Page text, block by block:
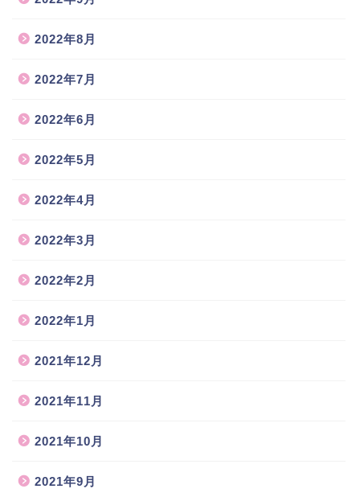
2022年8月
2022年7月
2022年6月
2022年5月
2022年4月
2022年3月
2022年2月
2022年1月
2021年12月
2021年11月
2021年10月
2021年9月